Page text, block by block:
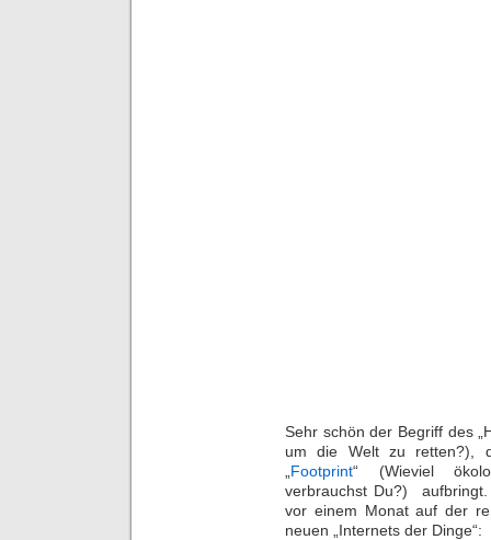
Sehr schön der Begriff des
um die Welt zu retten?),
Footprint“ (Wieviel
verbrauchst Du?)
vor einem Monat auf der
neuen „Internets der Dinge“: